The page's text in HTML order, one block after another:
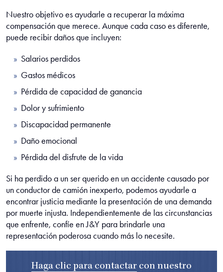
Nuestro objetivo es ayudarle a recuperar la máxima
compensación que merece. Aunque cada caso es diferente,
puede recibir daños que incluyen:
Salarios perdidos
Gastos médicos
Pérdida de capacidad de ganancia
Dolor y sufrimiento
Discapacidad permanente
Daño emocional
Pérdida del disfrute de la vida
Si ha perdido a un ser querido en un accidente causado por
un conductor de camión inexperto, podemos ayudarle a
encontrar justicia mediante la presentación de una demanda
por muerte injusta. Independientemente de las circunstancias
que enfrente, confíe en J&Y para brindarle una
representación poderosa cuando más lo necesite.
Haga clic para contactar con nuestro